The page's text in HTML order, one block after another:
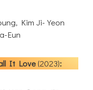
Kim Ji-Yeon
Eun
It Love(2023):